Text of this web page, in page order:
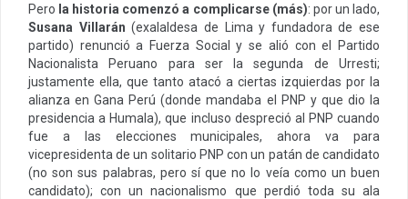
Pero la historia comenzó a complicarse (más): por un lado,
Susana Villarán (exalaldesa de Lima y fundadora de ese
partido) renunció a Fuerza Social y se alió con el Partido
Nacionalista Peruano para ser la segunda de Urresti;
justamente ella, que tanto atacó a ciertas izquierdas por la
alianza en Gana Perú (donde mandaba el PNP y que dio la
presidencia a Humala), que incluso despreció al PNP cuando
fue a las elecciones municipales, ahora va para
vicepresidenta de un solitario PNP con un patán de candidato
(no son sus palabras, pero sí que no lo veía como un buen
candidato); con un nacionalismo que perdió toda su ala